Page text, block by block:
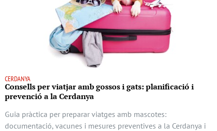
CERDANYA
Consells per viatjar amb gossos i gats: planificació i
prevenció a la Cerdanya
Guia pràctica per preparar viatges amb mascotes:
documentació, vacunes i mesures preventives a la Cerdanya i